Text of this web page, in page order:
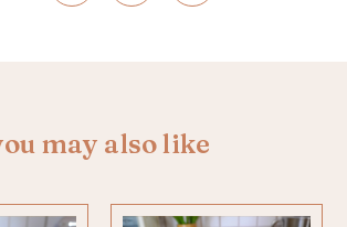
may also like